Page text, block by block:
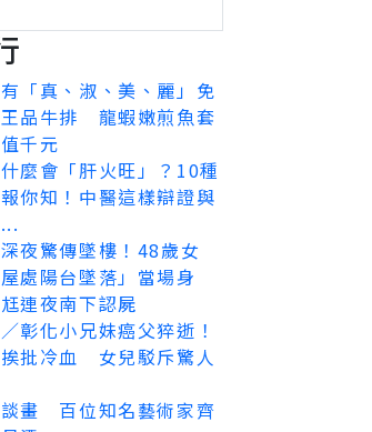
「真、淑、美、麗」免
品牛排 龍蝦嫩煎魚套
千元
麼會「肝火旺」？10種
你知！中醫這樣辯證與
夜驚傳墜樓！48歲女
屋處陽台墜落」當場身
連夜南下認屍
彰化小兄妹癌父猝逝！
批冷血 女兒駁斥驚人
畫 百位知名藝術家齊